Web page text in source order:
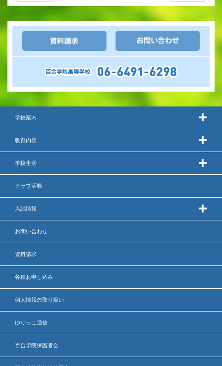
学校案内
教育内容
学校生活
クラブ活動
入試情報
お問い合わせ
資料請求
各種お申し込み
個人情報の取り扱い
ゆりっこ通信
百合学院保護者会
ゆりっこおすすめの
学校スポット
行事スケジュール
制服紹介
入学金・学費
特待生・学費減免制度